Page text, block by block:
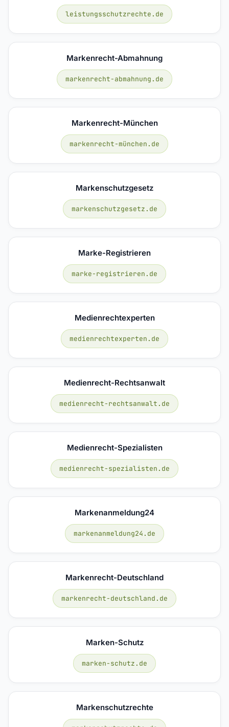
leistungsschutzrechte.de
Markenrecht-Abmahnung
markenrecht-abmahnung.de
Markenrecht-München
markenrecht-münchen.de
Markenschutzgesetz
markenschutzgesetz.de
Marke-Registrieren
marke-registrieren.de
Medienrechtexperten
medienrechtexperten.de
Medienrecht-Rechtsanwalt
medienrecht-rechtsanwalt.de
Medienrecht-Spezialisten
medienrecht-spezialisten.de
Markenanmeldung24
markenanmeldung24.de
Markenrecht-Deutschland
markenrecht-deutschland.de
Marken-Schutz
marken-schutz.de
Markenschutzrechte